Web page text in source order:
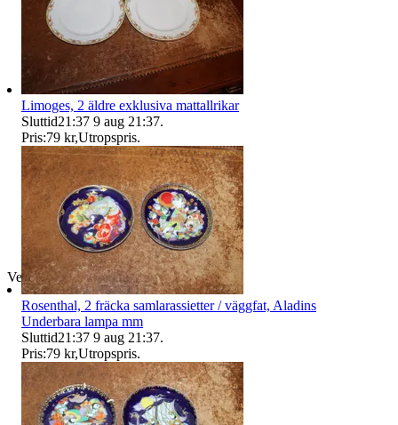
Verifierad
Limoges, 2 äldre exklusiva mattallrikar
Sluttid21:37 9 aug 21:37.
Pris:79 kr,Utropspris.
Rosenthal, 2 fräcka samlarassietter / väggfat, Aladins
Underbara lampa mm
Sluttid21:37 9 aug 21:37.
Pris:79 kr,Utropspris.